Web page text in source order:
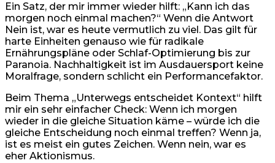
Ein Satz, der mir immer wieder hilft: „Kann ich das
morgen noch einmal machen?“ Wenn die Antwort
Nein ist, war es heute vermutlich zu viel. Das gilt für
harte Einheiten genauso wie für radikale
Ernährungspläne oder Schlaf-Optimierung bis zur
Paranoia. Nachhaltigkeit ist im Ausdauersport keine
Moralfrage, sondern schlicht ein Performancefaktor.
Beim Thema „Unterwegs entscheidet Kontext“ hilft
mir ein sehr einfacher Check: Wenn ich morgen
wieder in die gleiche Situation käme – würde ich die
gleiche Entscheidung noch einmal treffen? Wenn ja,
ist es meist ein gutes Zeichen. Wenn nein, war es
eher Aktionismus.